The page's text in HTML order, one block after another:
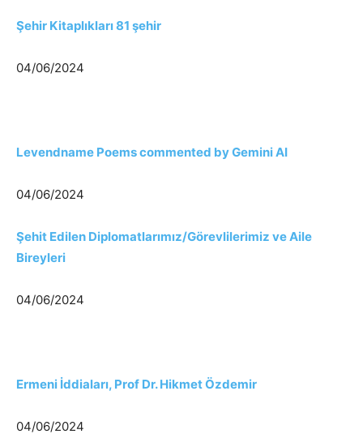
Şehir Kitaplıkları 81 şehir
04/06/2024
Levendname Poems commented by Gemini AI
04/06/2024
Şehit Edilen Diplomatlarımız/Görevlilerimiz ve Aile
Bireyleri
04/06/2024
Ermeni İddiaları, Prof Dr. Hikmet Özdemir
04/06/2024